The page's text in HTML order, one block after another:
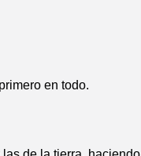
en todo.